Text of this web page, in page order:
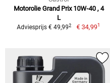
Motorolie Grand Prix 10W-40 , 4
L
Adviesprijs € 49,992 € 34,991